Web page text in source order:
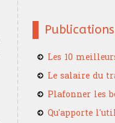
Les 10
Le salaire du
Plafonner les
Qu'apporte